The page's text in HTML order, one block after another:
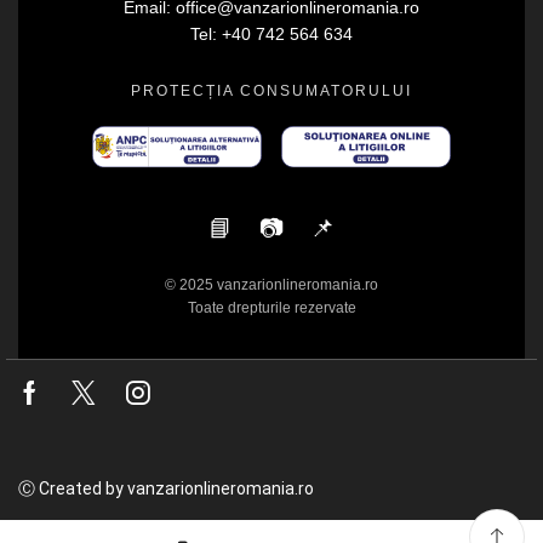
Email: office@vanzarionlineromania.ro
Tel: +40 742 564 634
PROTECȚIA CONSUMATORULUI
📘 📷 📌
© 2025 vanzarionlineromania.ro
Toate drepturile rezervate
Facebook
Twitter
Ⓒ Created by vanzarionlineromania.ro